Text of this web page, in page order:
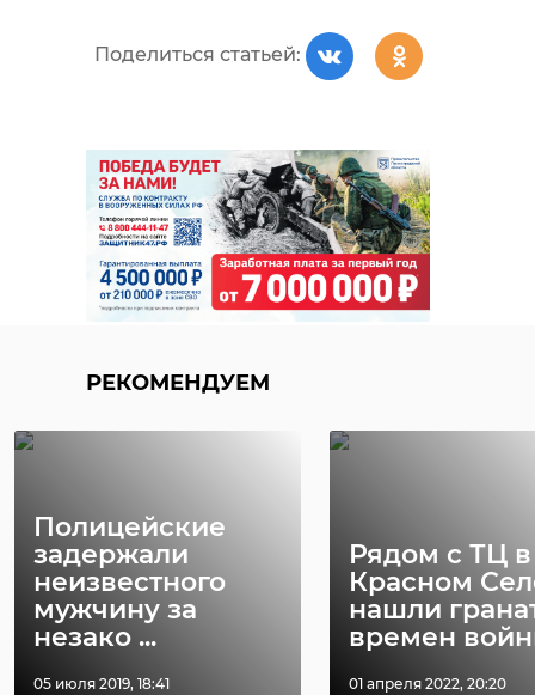
Поделиться статьей:
РЕКОМЕНДУЕМ
Полицейские
задержали
неизвестного
мужчину за
незако ...
05 июля 2019, 18:41
Рядом с ТЦ в
Красном
нашли
времен
01 апреля 2022, 20:20